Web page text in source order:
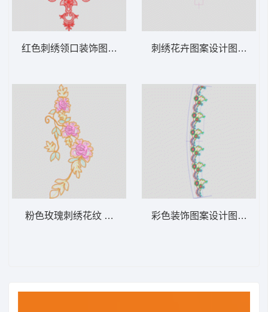
红色刺绣领口装饰图案 锁链勾状前幅
粉色玫瑰刺绣花纹 经典传统玫瑰花
刺绣花卉图案设计图 经典
彩色装饰图案设计图 经典